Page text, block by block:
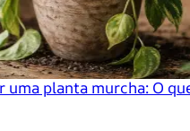
uma planta murcha: O